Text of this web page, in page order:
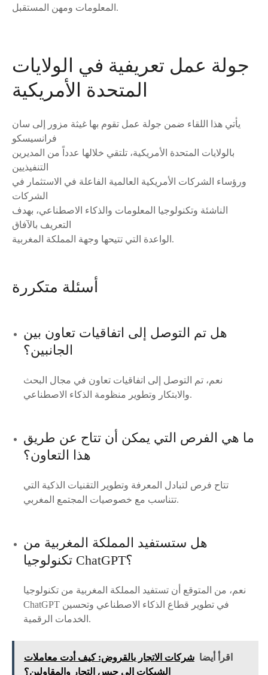
المعلومات ومهن المستقبل.
جولة عمل تعريفية في الولايات
المتحدة الأمريكية
يأتي هذا اللقاء ضمن جولة عمل تقوم بها غيثة مزور إلى سان
فرانسيسكو
بالولايات المتحدة الأمريكية، تلتقي خلالها عدداً من المديرين
التنفيذيين
ورؤساء الشركات الأمريكية العالمية الفاعلة في الاستثمار في
الشركات
الناشئة وتكنولوجيا المعلومات والذكاء الاصطناعي، بهدف
التعريف بالآفاق
الواعدة التي تتيحها وجهة المملكة المغربية.
أسئلة متكررة
هل تم التوصل إلى اتفاقيات تعاون بين
الجانبين؟
نعم، تم التوصل إلى اتفاقيات تعاون في مجال البحث
والابتكار وتطوير منظومة الذكاء الاصطناعي.
ما هي الفرص التي يمكن أن تتاح عن طريق
هذا التعاون؟
تتاح فرص لتبادل المعرفة وتطوير التقنيات الذكية التي
تتناسب مع خصوصيات المجتمع المغربي.
هل ستستفيد المملكة المغربية من
تكنولوجيا ChatGPT؟
نعم، من المتوقع أن تستفيد المملكة المغربية من تكنولوجيا
ChatGPT في تطوير قطاع الذكاء الاصطناعي وتحسين
الخدمات الرقمية.
اقرأ أيضا شركات الاتجار بالقروض: كيف أدت معاملات
الشبكات إلى حبس التجار والمقاولين؟